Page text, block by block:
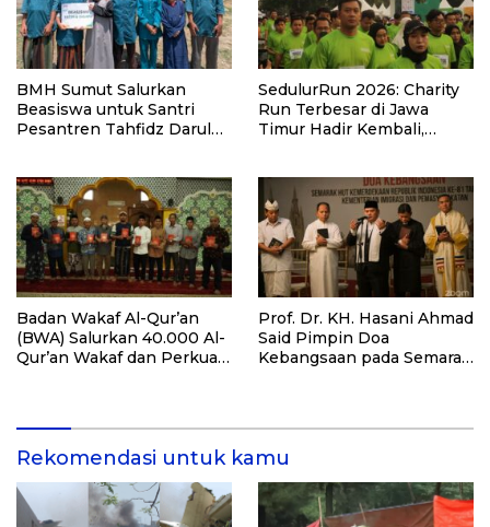
BMH Sumut Salurkan
Beasiswa untuk Santri
Pesantren Tahfidz Darul
SedulurRun 2026: Charity
Run Terbesar di Jawa
Timur Hadir Kembali,
Santri dan Guru Honorer
Badan Wakaf Al-Qur’an
(BWA) Salurkan 40.000 Al-
Qur’an Wakaf dan Perkuat
Prof. Dr. KH. Hasani Ahmad
Said Pimpin Doa
Kebangsaan pada Semarak
Rekomendasi untuk kamu